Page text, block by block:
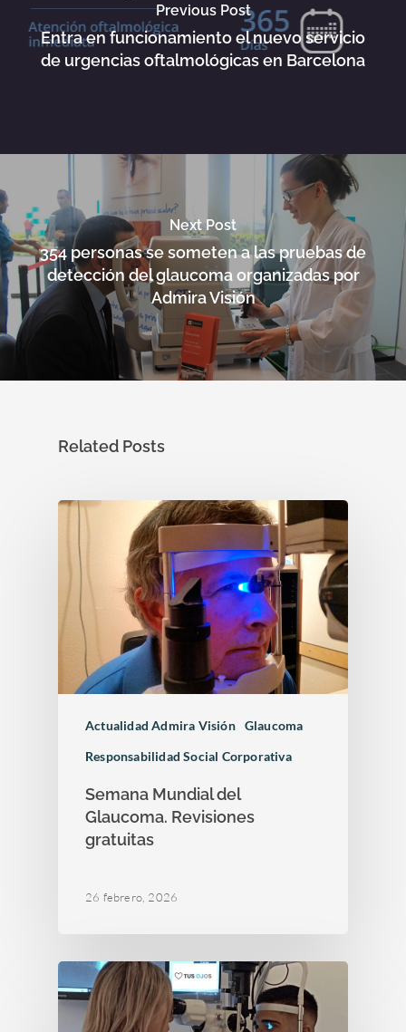
Previous Post
Entra en funcionamiento el nuevo servicio
de urgencias oftalmológicas en Barcelona
Next Post
354 personas se someten a las pruebas de
detección del glaucoma organizadas por
Admira Visión
Related Posts
Actualidad Admira Visión Glaucoma
Responsabilidad Social Corporativa
Semana Mundial del
Glaucoma. Revisiones
gratuitas
26 febrero, 2026
Conjuntivitis
Ojo seco
Retina y mácula
Daltonismo
Trastornos comunes
Cirugía refractiva
Cirugía de las Cataratas
Admira Visión
Quienes somos
Blog